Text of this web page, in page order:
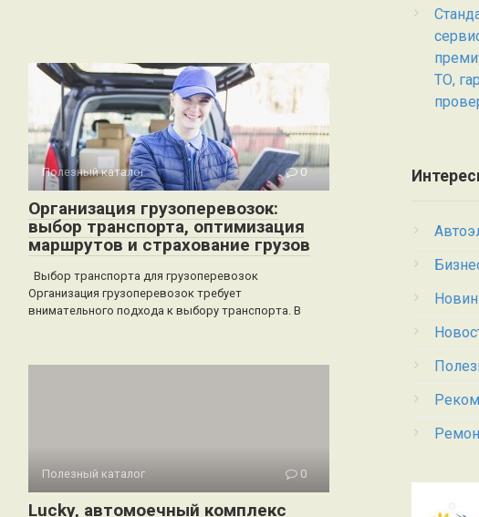
Полезный каталог 0
Организация грузоперевозок:
выбор транспорта, оптимизация
маршрутов и страхование грузов
Выбор транспорта для грузоперевозок
Организация грузоперевозок требует
внимательного подхода к выбору транспорта. В
Полезный каталог 0
Lucky, автомоечный комплекс
ТО,